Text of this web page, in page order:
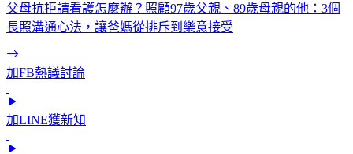
父母抗拒請看護怎麼辦？照顧97歲父親、89歲母親的他：3個
長照溝通心法，讓爸媽從排斥到樂意接受
加FB熱議討論
加LINE獲新知